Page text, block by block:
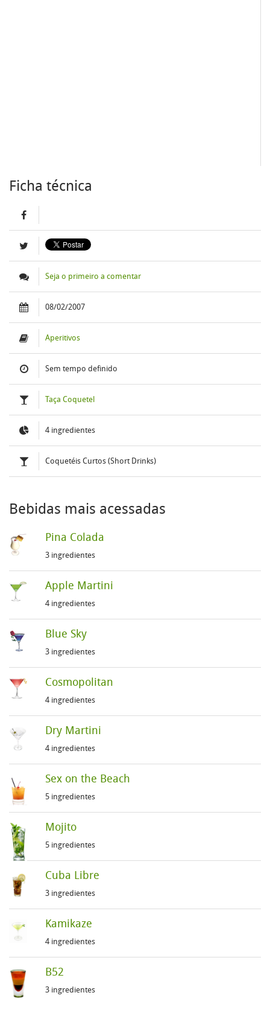
Ficha técnica
Seja o primeiro a comentar
08/02/2007
Aperitivos
Sem tempo definido
Taça Coquetel
4 ingredientes
Coquetéis Curtos (Short Drinks)
Bebidas mais acessadas
Pina Colada
3 ingredientes
Apple Martini
4 ingredientes
Blue Sky
3 ingredientes
Cosmopolitan
4 ingredientes
Dry Martini
4 ingredientes
Sex on the Beach
5 ingredientes
Mojito
5 ingredientes
Cuba Libre
3 ingredientes
Kamikaze
4 ingredientes
B52
3 ingredientes